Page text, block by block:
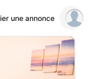
une annonce